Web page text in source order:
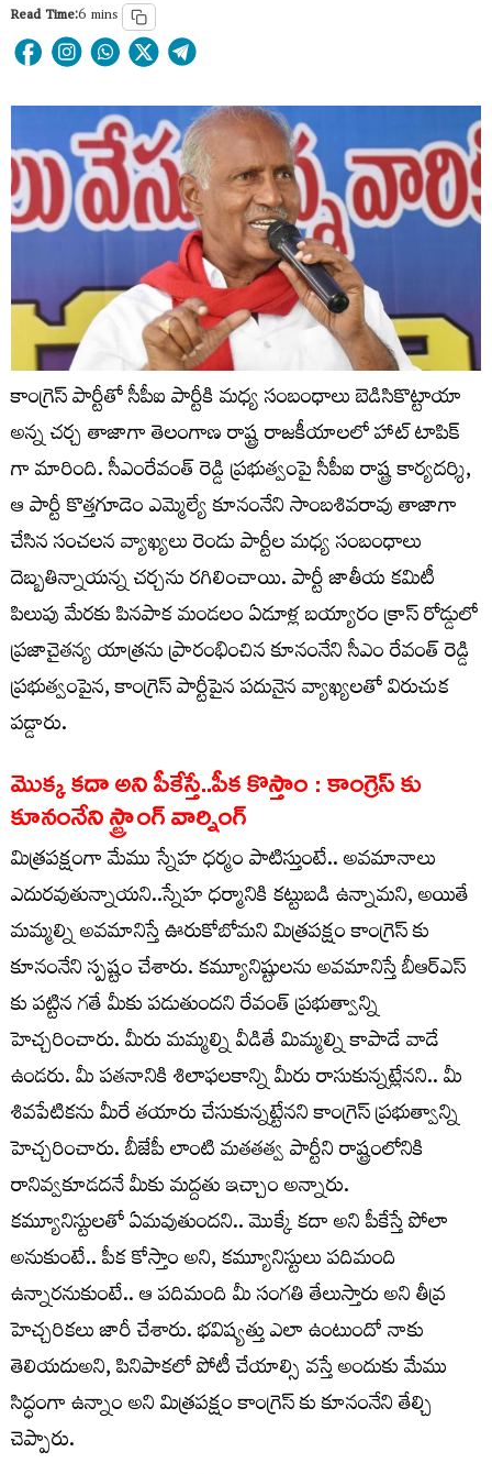
Read Time:6 mins
కాంగ్రెస్ పార్టీతో సీపీఐ పార్టీకి మధ్య సంబంధాలు బెడిసికొట్టాయా
అన్న చర్చ తాజాగా తెలంగాణ రాష్ట్ర రాజకీయాలలో హాట్ టాపిక్
గా మారింది. సీఎంరేవంత్ రెడ్డి ప్ర‌భుత్వంపై సీపీఐ రాష్ట్ర కార్యదర్శి,
ఆ పార్టీ కొత్తగూడెం ఎమ్మెల్యే కూనంనేని సాంబశివరావు తాజాగా
చేసిన సంచ‌లన వ్యాఖ్యలు రెండు పార్టీల మధ్య సంబంధాలు
దెబ్బతిన్నాయన్న చర్చను రగిలించాయి. పార్టీ జాతీయ కమిటీ
పిలుపు మేరకు పినపాక మండలం ఏడూళ్ల బయ్యారం క్రాస్ రోడ్డులో
ప్రజాచైతన్య యాత్రను ప్రారంభించిన కూనంనేని సీఎం రేవంత్ రెడ్డి
ప్రభుత్వంపైన, కాంగ్రెస్ పార్టీపైన పదునైన వ్యాఖ్యలతో విరుచుక
పడ్డారు.
మొక్క కదా అని పీకేస్తే..పీక కొస్తాం : కాంగ్రెస్ కు
కూనంనేని స్ట్రాంగ్ వార్నింగ్
మిత్రపక్షంగా మేము స్నేహ ధర్మం పాటిస్తుంటే.. అవమానాలు
ఎదురవుతున్నాయని..స్నేహ ధర్మానికి కట్టుబడి ఉన్నామని, అయితే
మమ్మల్ని అవమానిస్తే ఊరుకోబోమని మిత్రపక్షం కాంగ్రెస్ కు
కూనంనేని స్పష్టం చేశారు. కమ్యూనిష్టులను అవమానిస్తే బీఆర్ఎస్
కు పట్టిన గతే మీకు పడుతుందని రేవంత్ ప్రభుత్వాన్ని
హెచ్చరించారు. మీరు మమ్మల్ని వీడితే మిమ్మల్ని కాపాడే వాడే
ఉండరు. మీ పతనానికి శిలాఫలకాన్ని మీరు రాసుకున్నట్లేనని.. మీ
శివపేటికను మీరే తయారు చేసుకున్నట్టేనని కాంగ్రెస్ ప్రభుత్వాన్ని
హెచ్చరించారు. బీజేపీ లాంటి మతతత్వ పార్టీని రాష్ట్రంలోనికి
రానివ్వకూడదనే మీకు మద్దతు ఇచ్చాం అన్నారు.
కమ్యూనిస్టులతో ఏమవుతుందని.. మొక్కే కదా అని పీకేస్తే పోలా
అనుకుంటే.. పీక కోస్తాం అని, కమ్యూనిస్టులు పదిమంది
ఉన్నారనుకుంటే.. ఆ పదిమంది మీ సంగతి తేలుస్తారు అని తీవ్ర
హెచ్చరికలు జారీ చేశారు. భవిష్యత్తు ఎలా ఉంటుందో నాకు
తెలియదుఅని, పినిపాకలో పోటీ చేయాల్సి వస్తే అందుకు మేము
సిద్ధంగా ఉన్నాం అని మిత్రపక్షం కాంగ్రెస్ కు కూనంనేని తేల్చి
చెప్పారు.